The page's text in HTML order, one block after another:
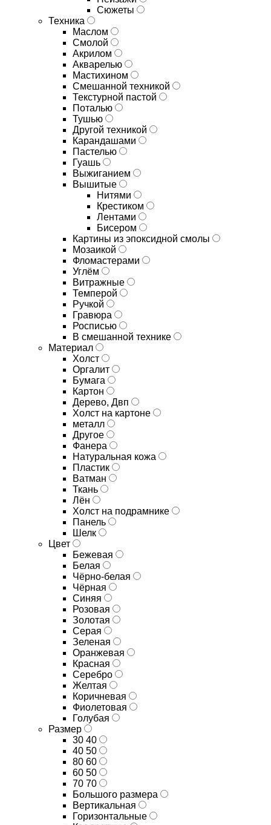
Сюжеты
Техника
Маслом
Смолой
Акрилом
Акварелью
Мастихином
Смешанной техникой
Текстурной пастой
Поталью
Тушью
Другой техникой
Карандашами
Пастелью
Гуашь
Выжиганием
Вышитые
Нитями
Крестиком
Лентами
Бисером
Картины из эпоксидной смолы
Мозаикой
Фломастерами
Углём
Витражные
Темперой
Ручкой
Гравюра
Росписью
В смешанной технике
Материал
Холст
Оргалит
Бумага
Картон
Дерево, Двп
Холст на картоне
металл
Другое
Фанера
Натуральная кожа
Пластик
Ватман
Ткань
Лён
Холст на подрамнике
Панель
Шелк
Цвет
Бежевая
Белая
Чёрно-белая
Чёрная
Синяя
Розовая
Золотая
Серая
Зеленая
Оранжевая
Красная
Серебро
Желтая
Коричневая
Фиолетовая
Голубая
Размер
30 40
40 50
80 60
60 50
70 70
Большого размера
Вертикальная
Горизонтальные